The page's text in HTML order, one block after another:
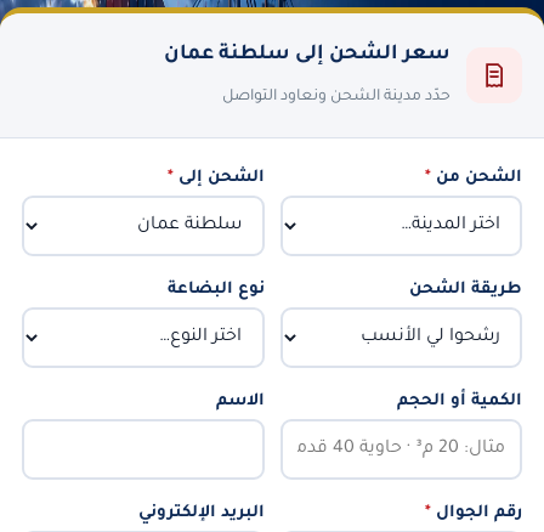
سعر الشحن إلى سلطنة عمان
حدّد مدينة الشحن ونعاود التواصل
الشحن من * الشحن إلى*
طريقة الشحن نوع البضاعة
الكمية أو الحجم الاسم
رقم الجوال * البريد الإلكتروني